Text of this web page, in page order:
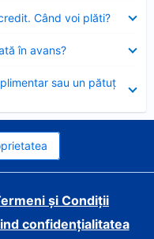
Când voi plăti?
în avans?
sau un pătuț
și Condiții
confidențialitatea